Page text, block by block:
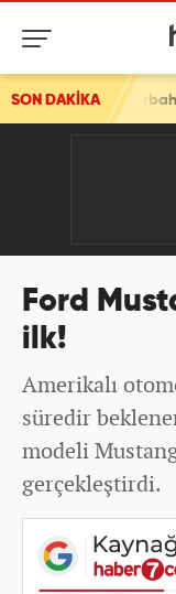
SON DAKİKA
Oosterwolde için
Ford
ilk!
Amerikalı
süredir
modeli
gerçekleştirdi.